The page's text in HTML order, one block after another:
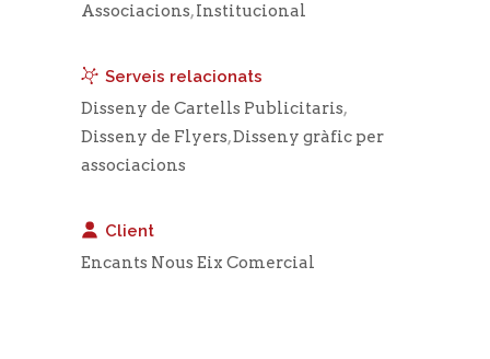
Associacions,Institucional
Serveis relacionats
Disseny de Cartells Publicitaris,
Disseny de Flyers,Disseny gràfic per
associacions
Client
Encants Nous Eix Comercial